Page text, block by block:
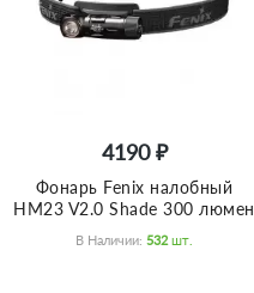
4190 ₽
Фонарь Fenix налобный
HM23 V2.0 Shade 300 люмен
В Наличии: 532 Шт.